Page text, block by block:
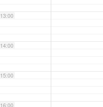
13:00
14:00
15:00
16:00